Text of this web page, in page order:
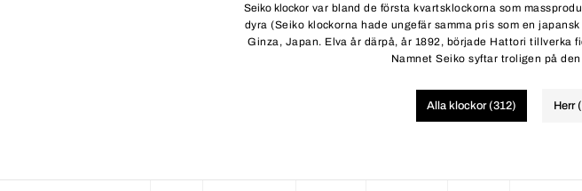
Seiko klockor var bland de första kvartsklockorna som
dyra (Seiko klockorna hade ungefär samma pris som en
Ginza, Japan. Elva år därpå, år 1892, började Hattori tillverka
Namnet Seiko syftar troligen på
Alla klockor (312) Herr